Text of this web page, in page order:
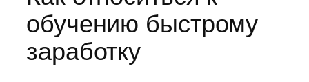
обучению быстрому
заработку